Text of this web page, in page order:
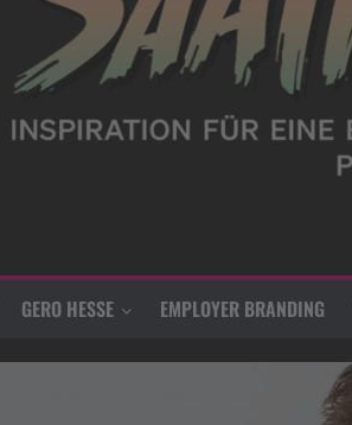
GERO HESSE EMPLOYER BRANDING